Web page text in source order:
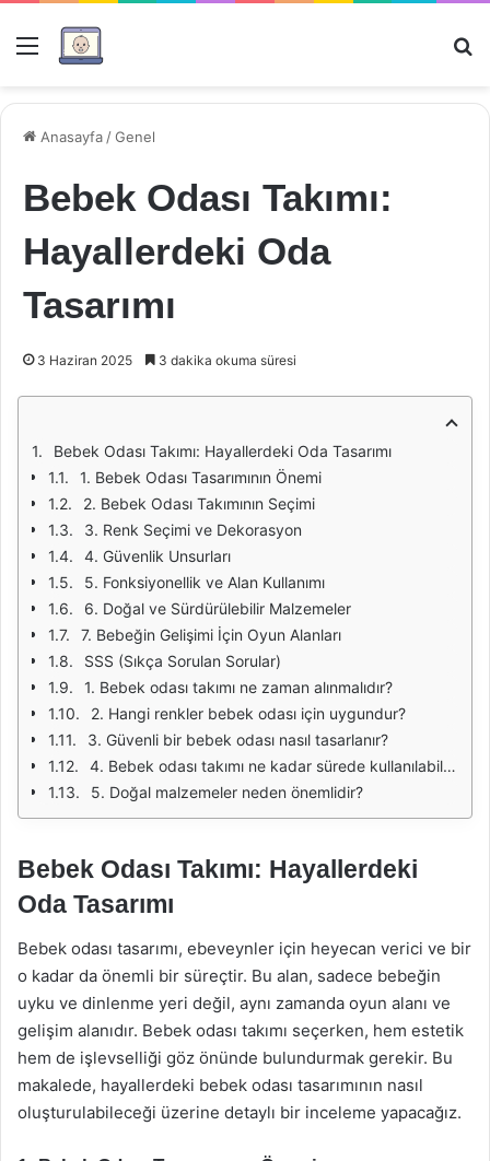
Menü
Anasayfa /Genel
Bebek Odası Takımı:
Hayallerdeki Oda
Tasarımı
3 Haziran 2025 3 dakika okuma süresi
Bebek Odası Takımı: Hayallerdeki Oda Tasarımı
1. Bebek Odası Tasarımının Önemi
2. Bebek Odası Takımının Seçimi
3. Renk Seçimi ve Dekorasyon
4. Güvenlik Unsurları
5. Fonksiyonellik ve Alan Kullanımı
6. Doğal ve Sürdürülebilir Malzemeler
7. Bebeğin Gelişimi İçin Oyun Alanları
SSS (Sıkça Sorulan Sorular)
1. Bebek odası takımı ne zaman alınmalıdır?
2. Hangi renkler bebek odası için uygundur?
3. Güvenli bir bebek odası nasıl tasarlanır?
4. Bebek odası takımı ne kadar sürede kullanılabilir?
5. Doğal malzemeler neden önemlidir?
Bebek Odası Takımı: Hayallerdeki
Oda Tasarımı
Bebek odası tasarımı, ebeveynler için heyecan verici ve bir
o kadar da önemli bir süreçtir. Bu alan, sadece bebeğin
uyku ve dinlenme yeri değil, aynı zamanda oyun alanı ve
gelişim alanıdır. Bebek odası takımı seçerken, hem estetik
hem de işlevselliği göz önünde bulundurmak gerekir. Bu
makalede, hayallerdeki bebek odası tasarımının nasıl
oluşturulabileceği üzerine detaylı bir inceleme yapacağız.